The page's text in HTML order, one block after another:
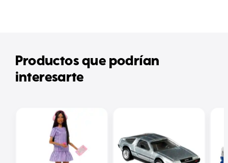
Productos que podrían
interesarte